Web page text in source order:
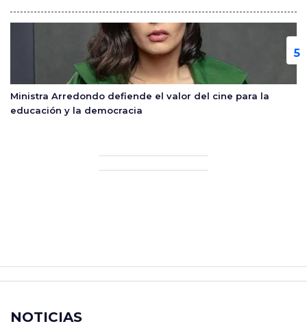
Ministra Arredondo defiende el valor del cine para la
educación y la democracia
NOTICIAS